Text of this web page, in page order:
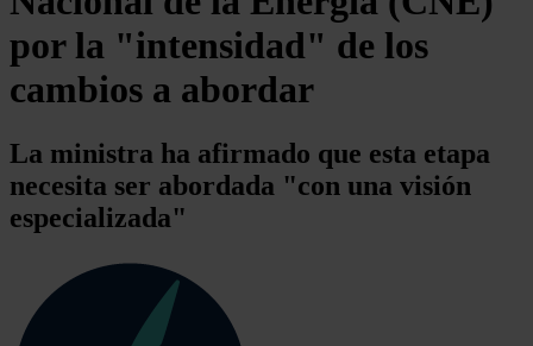
por la "intensidad" de los
cambios a abordar
La ministra ha afirmado que esta etapa
necesita ser abordada "con una visión
especializada"